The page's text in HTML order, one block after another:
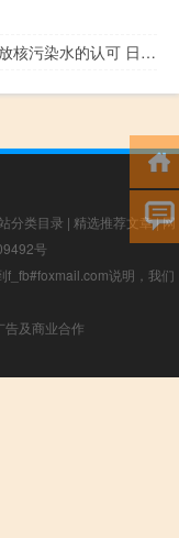
外交部：任何监测都不是对日本向海洋排放核污染水的认可 日本应立即停止
分类目录 | 精选推荐文章|网
号
f_fb#foxmail.com说明，我们
告及商业合作